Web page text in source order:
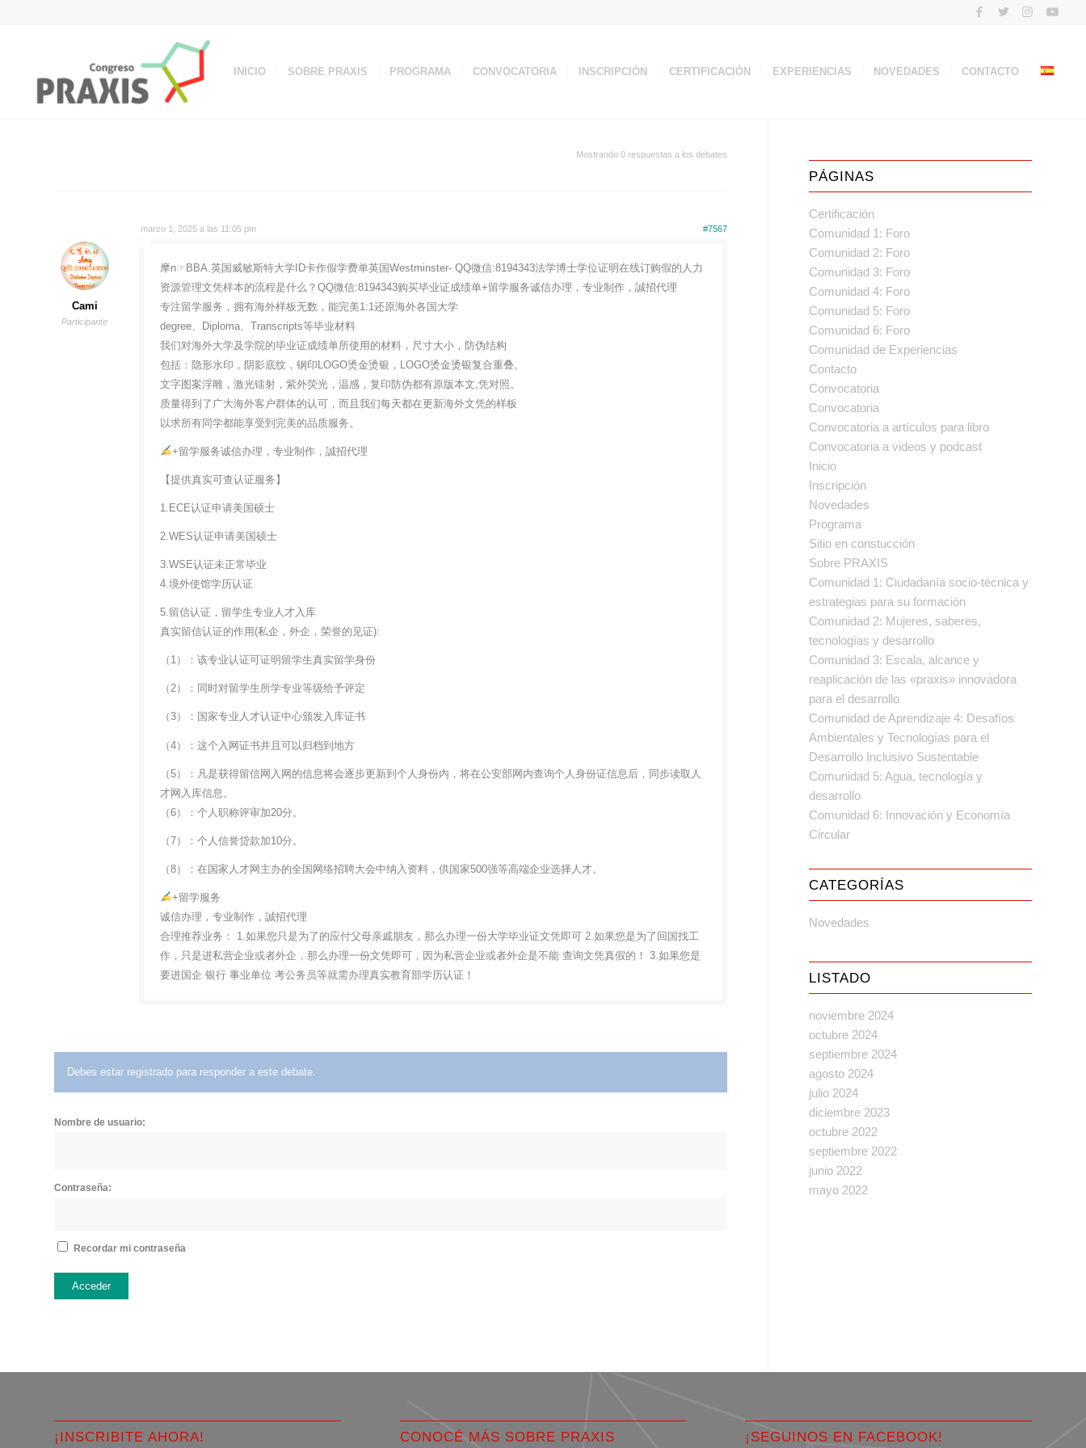
INICIO SOBRE PRAXIS PROGRAMA CONVOCATORIA INSCRIPCIÓN CERTIFICACIÓN EXPERIENCIAS NOVEDADES CONTACTO
Mostrando 0 respuestas a los debates
marzo 1, 2025 a las 11:05 pm #7567
Cami
Participante
摩n☞BBA.英国威敏斯特大学ID卡作假学费单英国Westminster- QQ微信:8194343法学博士学位证明在线订购假的人力
资源管理文凭样本的流程是什么？QQ微信:8194343购买毕业证成绩单+留学服务诚信办理，专业制作，誠招代理
专注留学服务，拥有海外样板无数，能完美1:1还原海外各国大学
degree、Diploma、Transcripts等毕业材料
我们对海外大学及学院的毕业证成绩单所使用的材料，尺寸大小，防伪结构
包括：隐形水印，阴影底纹，钢印LOGO烫金烫银，LOGO烫金烫银复合重叠。
文字图案浮雕，激光镭射，紫外荧光，温感，复印防伪都有原版本文,凭对照。
质量得到了广大海外客户群体的认可，而且我们每天都在更新海外文凭的样板
以求所有同学都能享受到完美的品质服务。
+留学服务诚信办理，专业制作，誠招代理
【提供真实可查认证服务】
1.ECE认证申请美国硕士
2.WES认证申请美国硕士
3.WSE认证未正常毕业
4.境外使馆学历认证
5.留信认证，留学生专业人才入库
真实留信认证的作用(私企，外企，荣誉的见证):
（1）：该专业认证可证明留学生真实留学身份
（2）：同时对留学生所学专业等级给予评定
（3）：国家专业人才认证中心颁发入库证书
（4）：这个入网证书并且可以归档到地方
（5）：凡是获得留信网入网的信息将会逐步更新到个人身份内，将在公安部网内查询个人身份证信息后，同步读取人
才网入库信息。
（6）：个人职称评审加20分。
（7）：个人信誉贷款加10分。
（8）：在国家人才网主办的全国网络招聘大会中纳入资料，供国家500强等高端企业选择人才。
+留学服务
诚信办理，专业制作，誠招代理
合理推荐业务： 1.如果您只是为了的应付父母亲戚朋友，那么办理一份大学毕业证文凭即可 2.如果您是为了回国找工
作，只是进私营企业或者外企，那么办理一份文凭即可，因为私营企业或者外企是不能 查询文凭真假的！ 3.如果您是
要进国企 银行 事业单位 考公务员等就需办理真实教育部学历认证！
Debes estar registrado para responder a este debate.
Nombre de usuario:
Contraseña:
Recordar mi contraseña
Acceder
PÁGINAS
Certificación
Comunidad 1: Foro
Comunidad 2: Foro
Comunidad 3: Foro
Comunidad 4: Foro
Comunidad 5: Foro
Comunidad 6: Foro
Comunidad de Experiencias
Contacto
Convocatoria
Convocatoria
Convocatoria a artículos para libro
Convocatoria a videos y podcast
Inicio
Inscripción
Novedades
Programa
Sitio en constucción
Sobre PRAXIS
Comunidad 1: Ciudadanía socio-técnica y
estrategias para su formación
Comunidad 2: Mujeres, saberes,
tecnologías y desarrollo
Comunidad 3: Escala, alcance y
reaplicación de las «praxis» innovadora
para el desarrollo
Comunidad de Aprendizaje 4: Desafíos
Ambientales y Tecnologías para el
Desarrollo Inclusivo Sustentable
Comunidad 5: Agua, tecnología y
desarrollo
Comunidad 6: Innovación y Economía
Circular
CATEGORÍAS
Novedades
LISTADO
noviembre 2024
octubre 2024
septiembre 2024
agosto 2024
julio 2024
diciembre 2023
octubre 2022
septiembre 2022
junio 2022
mayo 2022
¡INSCRIBITE AHORA! CONOCÉ MÁS SOBRE PRAXIS ¡SEGUINOS EN FACEBOOK!